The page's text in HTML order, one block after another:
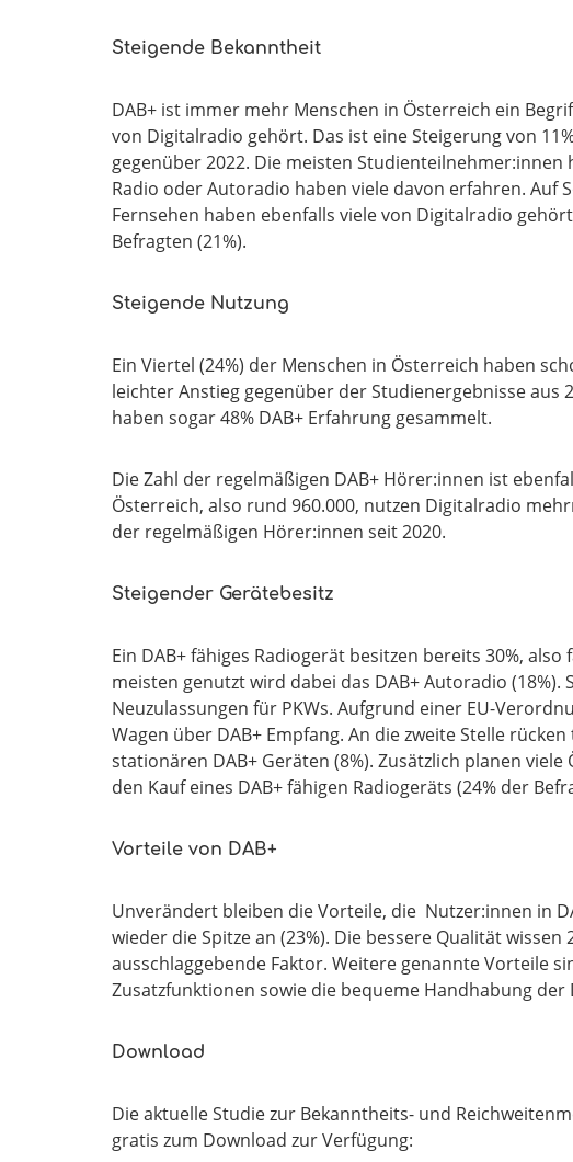
Steigende Bekanntheit
DAB+ ist immer mehr Menschen in Österreich ein
von Digitalradio gehört. Das ist eine Steigerung von
gegenüber 2022. Die meisten
Radio oder Autoradio haben viele davon erfahren. Auf
Fernsehen haben ebenfalls viele von Digitalradio
Befragten (21%).
Steigende Nutzung
Ein Viertel (24%) der Menschen in Österreich haben
leichter Anstieg gegenüber der Studienergebnisse aus
haben sogar 48% DAB+ Erfahrung gesammelt.
Die Zahl der regelmäßigen DAB+ Hörer:innen ist
Österreich, also rund 960.000, nutzen Digitalradio
der regelmäßigen Hörer:innen seit 2020.
Steigender Gerätebesitz
Ein DAB+ fähiges Radiogerät besitzen bereits 30%,
meisten genutzt wird dabei das DAB+ Autoradio (18%).
Neuzulassungen für PKWs. Aufgrund einer EU-
Wagen über DAB+ Empfang. An die zweite Stelle
stationären DAB+ Geräten (8%). Zusätzlich planen
den Kauf eines DAB+ fähigen Radiogeräts (24% der
Vorteile von DAB+
Unverändert bleiben die Vorteile, die Nutzer:innen in
wieder die Spitze an (23%). Die bessere Qualität
ausschlaggebende Faktor. Weitere genannte Vorteile
Zusatzfunktionen sowie die bequeme Handhabung der
Download
Die aktuelle Studie zur Bekanntheits- und
gratis zum Download zur Verfügung: